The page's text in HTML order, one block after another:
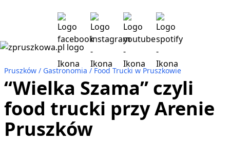
Pruszków Gastronomia Food Trucki w Pruszkowie
“Wielka Szama” czyli
food trucki przy Arenie
Pruszków